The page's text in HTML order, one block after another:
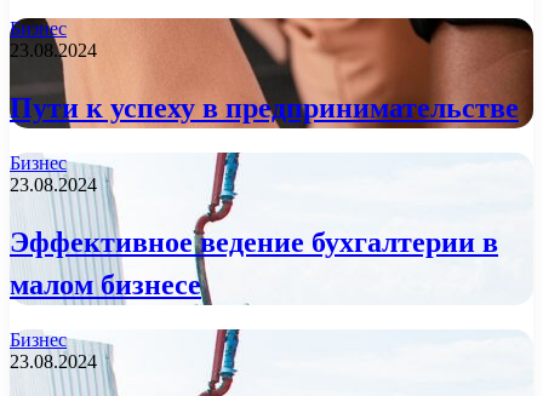
Бизнес
23.08.2024
Пути к успеху в предпринимательстве
Бизнес
23.08.2024
Эффективное ведение бухгалтерии в
малом бизнесе
Бизнес
23.08.2024